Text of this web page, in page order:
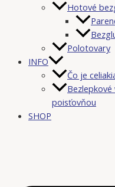
Hotové
Polotovary
INFO
Čo je
poisťovňou
SHOP